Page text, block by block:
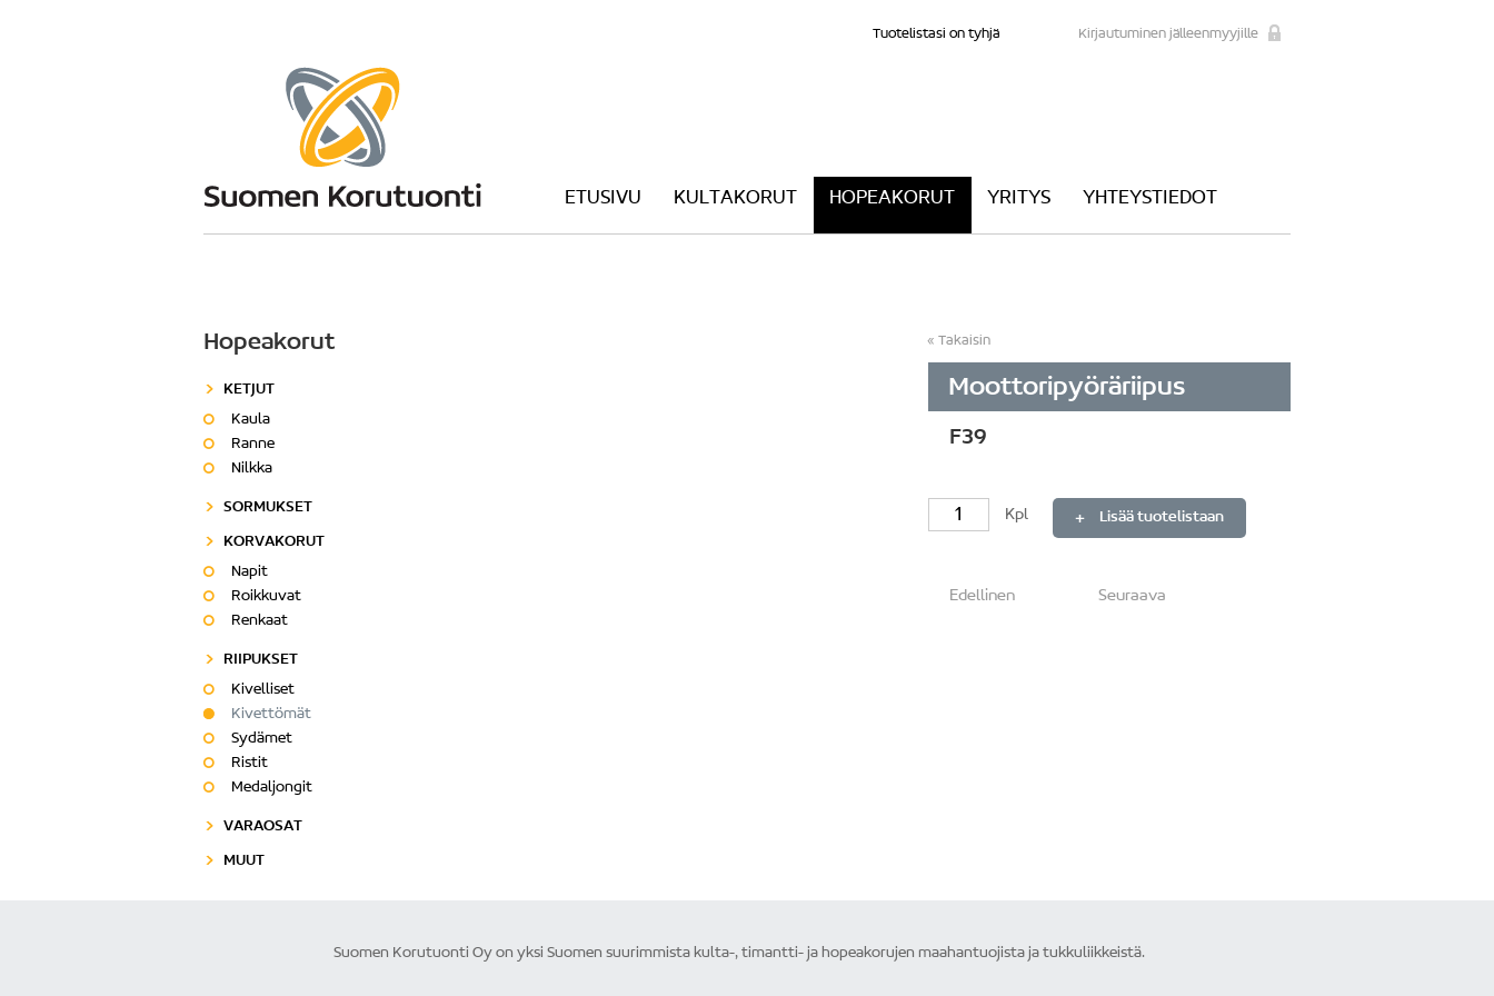
Tuotelistasi on tyhjä Kirjautuminen jälleenmyyjille
ETUSIVU KULTAKORUT HOPEAKORUT YRITYS YHTEYSTIEDOT
Takaisin
Moottoripyöräriipus
F39
Kpl Lisää tuotelistaan
Edellinen artikkeli:
Edellinen Seuraava artikkeli:
Seuraava
Hopeakorut
KETJUT
Kaula
Ranne
Nilkka
SORMUKSET
KORVAKORUT
Napit
Roikkuvat
Renkaat
RIIPUKSET
Kivelliset
Kivettömät
Sydämet
Ristit
Medaljongit
VARAOSAT
MUUT
Suomen Korutuonti Oy on yksi Suomen suurimmista kulta-, timantti- ja hopeakorujen maahantuojista ja tukkuliikkeistä.